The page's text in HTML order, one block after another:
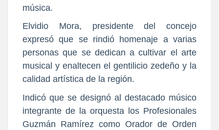
música.
Elvidio Mora, presidente del concejo
expresó que se rindió homenaje a varias
personas que se dedican a cultivar el arte
musical y enaltecen el gentilicio zedeño y la
calidad artística de la región.
Indicó que se designó al destacado músico
integrante de la orquesta los Profesionales
Guzmán Ramírez como Orador de Orden